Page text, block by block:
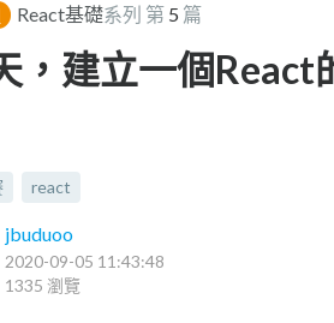
React基礎系列 第 5 篇
，建立一個React
react
jbuduoo
2020-09-05 11:43:48
1335 瀏覽